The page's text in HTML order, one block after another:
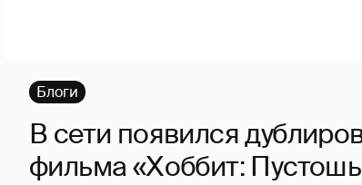
Блоги
В сети появился
фильма «Хоббит: